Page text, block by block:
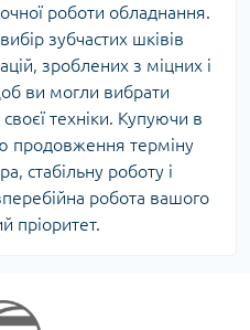
роботи обладнання.
зубчастих шківів
зроблених з міцних і
ви могли вибрати
техніки. Купуючи в
продовження терміну
стабільну роботу і
робота вашого
пріоритет.